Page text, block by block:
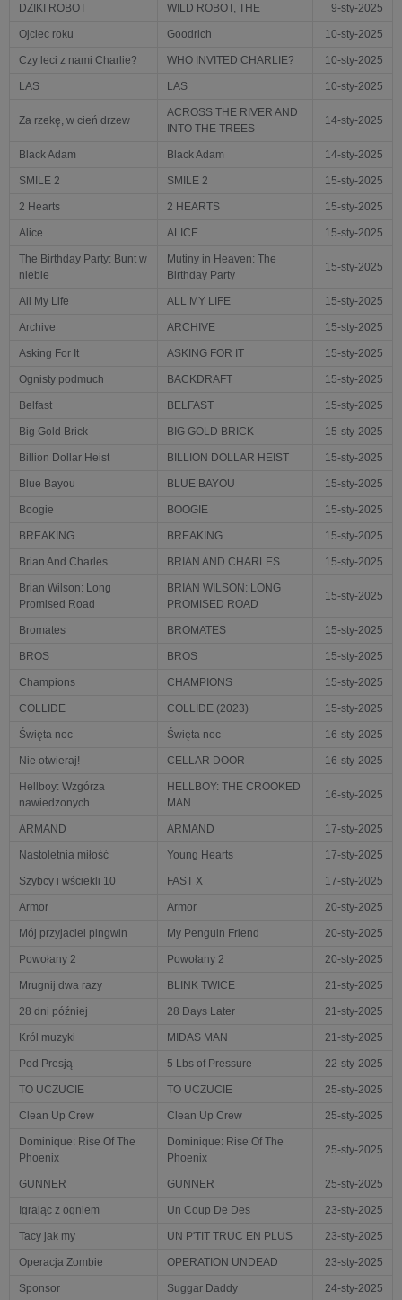
DZIKI ROBOT WILD ROBOT, THE 9-sty-2025
Ojciec roku Goodrich 10-sty-2025
Czy leci z nami Charlie? WHO INVITED CHARLIE? 10-sty-2025
LAS LAS 10-sty-2025
Za rzekę, w cień drzew
ACROSS THE RIVER AND
INTO THE TREES
14-sty-2025
Black Adam Black Adam 14-sty-2025
SMILE 2 SMILE 2 15-sty-2025
2 Hearts 2 HEARTS 15-sty-2025
Alice ALICE 15-sty-2025
The Birthday Party: Bunt w
niebie
Mutiny in Heaven: The
Birthday Party
15-sty-2025
All My Life ALL MY LIFE 15-sty-2025
Archive ARCHIVE 15-sty-2025
Asking For It ASKING FOR IT 15-sty-2025
Ognisty podmuch BACKDRAFT 15-sty-2025
Belfast BELFAST 15-sty-2025
Big Gold Brick BIG GOLD BRICK 15-sty-2025
Billion Dollar Heist BILLION DOLLAR HEIST 15-sty-2025
Blue Bayou BLUE BAYOU 15-sty-2025
Boogie BOOGIE 15-sty-2025
BREAKING BREAKING 15-sty-2025
Brian And Charles BRIAN AND CHARLES 15-sty-2025
Brian Wilson: Long
Promised Road
BRIAN WILSON: LONG
PROMISED ROAD
15-sty-2025
Bromates BROMATES 15-sty-2025
BROS BROS 15-sty-2025
Champions CHAMPIONS 15-sty-2025
COLLIDE COLLIDE (2023) 15-sty-2025
Święta noc Święta noc 16-sty-2025
Nie otwieraj! CELLAR DOOR 16-sty-2025
Hellboy: Wzgórza
nawiedzonych
HELLBOY: THE CROOKED
MAN
16-sty-2025
ARMAND ARMAND 17-sty-2025
Nastoletnia miłość Young Hearts 17-sty-2025
Szybcy i wściekli 10 FAST X 17-sty-2025
Armor Armor 20-sty-2025
Mój przyjaciel pingwin My Penguin Friend 20-sty-2025
Powołany 2 Powołany 2 20-sty-2025
Mrugnij dwa razy BLINK TWICE 21-sty-2025
28 dni później 28 Days Later 21-sty-2025
Król muzyki MIDAS MAN 21-sty-2025
Pod Presją 5 Lbs of Pressure 22-sty-2025
TO UCZUCIE TO UCZUCIE 25-sty-2025
Clean Up Crew Clean Up Crew 25-sty-2025
Dominique: Rise Of The
Phoenix
Dominique: Rise Of The
Phoenix
25-sty-2025
GUNNER GUNNER 25-sty-2025
Igrając z ogniem Un Coup De Des 23-sty-2025
Tacy jak my UN P'TIT TRUC EN PLUS 23-sty-2025
Operacja Zombie OPERATION UNDEAD 23-sty-2025
Sponsor Suggar Daddy 24-sty-2025